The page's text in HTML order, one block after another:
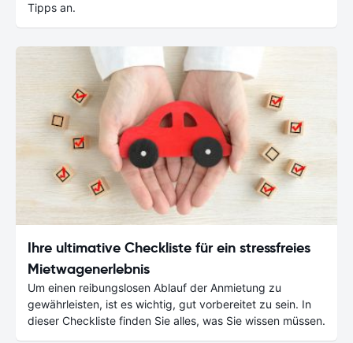
Tipps an.
Ihre ultimative Checkliste für ein stressfreies
Mietwagenerlebnis
Um einen reibungslosen Ablauf der Anmietung zu
gewährleisten, ist es wichtig, gut vorbereitet zu sein. In
dieser Checkliste finden Sie alles, was Sie wissen müssen.